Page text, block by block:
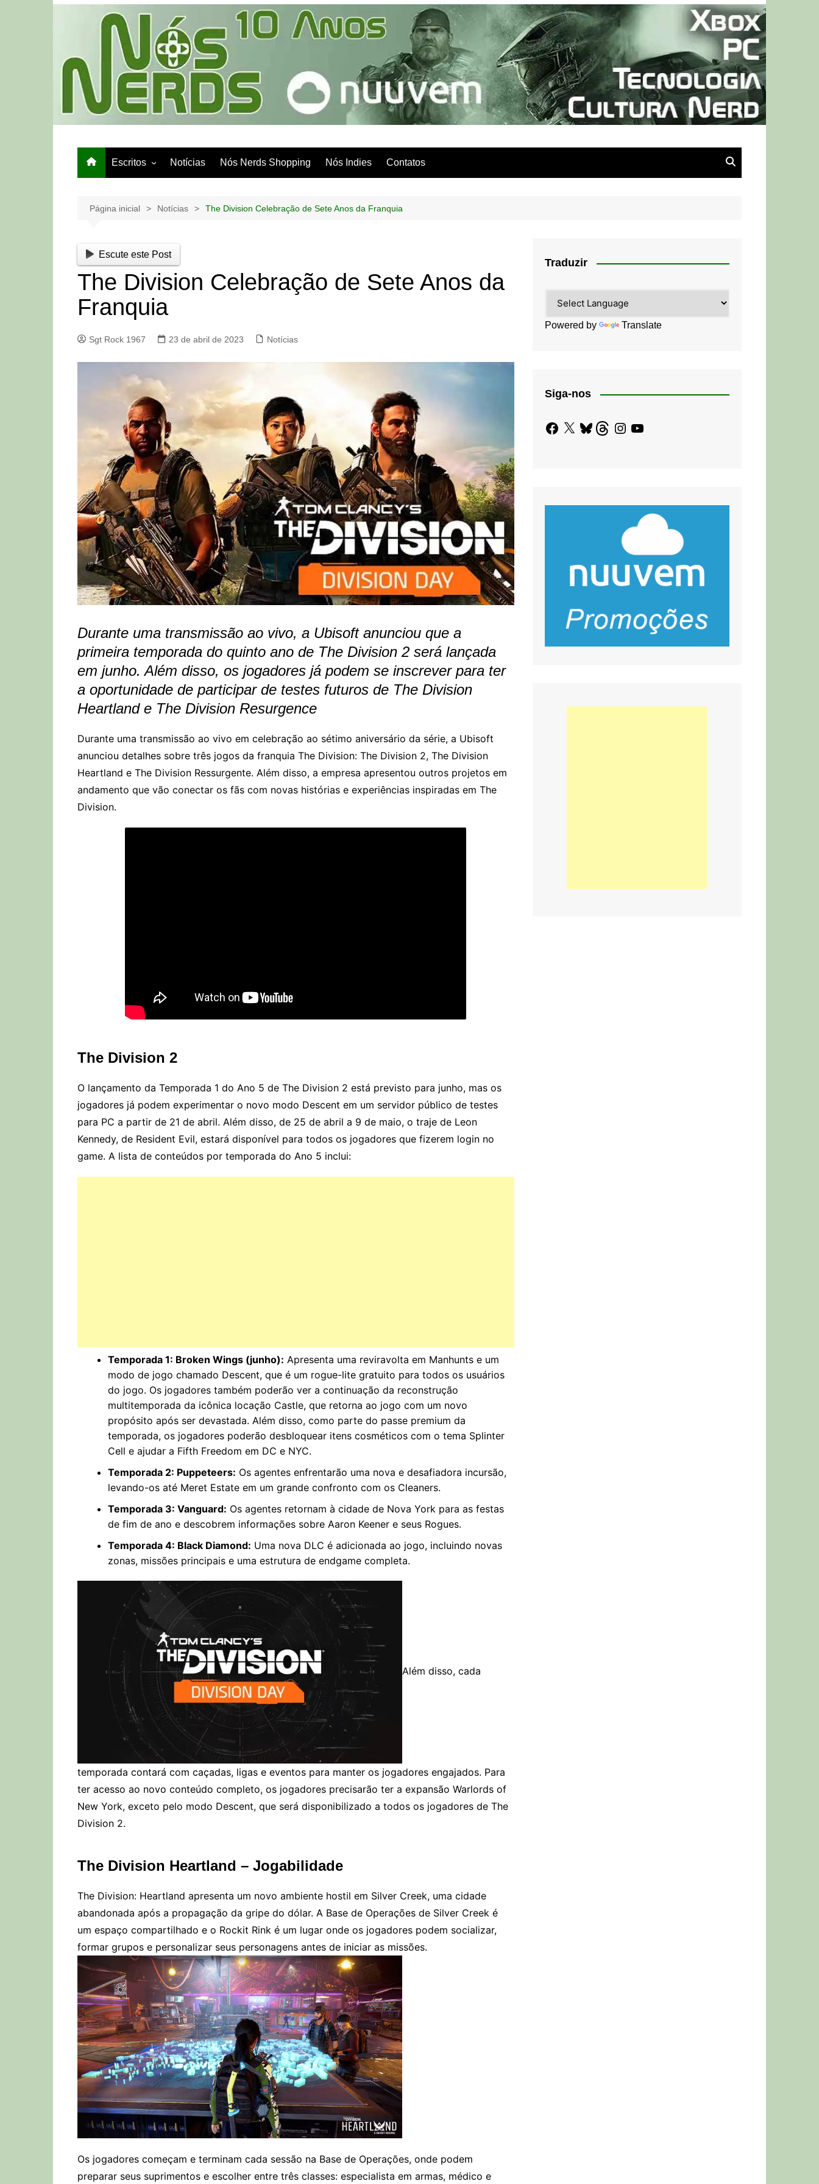
Escritos
Papo de Bar
Notícias Nós Nerds Shopping Nós Indies Contatos
Página inicial Notícias The Division Celebração de Sete Anos da Franquia
Escute este Post
The Division Celebração de Sete Anos da
Franquia
Sgt Rock 1967 23 de abril de 2023 Notícias
Durante uma transmissão ao vivo, a Ubisoft anunciou que a
primeira temporada do quinto ano de The Division 2 será lançada
em junho. Além disso, os jogadores já podem se inscrever para ter
a oportunidade de participar de testes futuros de The Division
Heartland e The Division Resurgence
Durante uma transmissão ao vivo em celebração ao sétimo aniversário da série, a Ubisoft
anunciou detalhes sobre três jogos da franquia The Division: The Division 2, The Division
Heartland e The Division Ressurgente. Além disso, a empresa apresentou outros projetos em
andamento que vão conectar os fãs com novas histórias e experiências inspiradas em The
Division.
The Division 2
O lançamento da Temporada 1 do Ano 5 de The Division 2 está previsto para junho, mas os
jogadores já podem experimentar o novo modo Descent em um servidor público de testes
para PC a partir de 21 de abril. Além disso, de 25 de abril a 9 de maio, o traje de Leon
Kennedy, de Resident Evil, estará disponível para todos os jogadores que fizerem login no
game. A lista de conteúdos por temporada do Ano 5 inclui:
Temporada 1: Broken Wings (junho): Apresenta uma reviravolta em Manhunts e um
modo de jogo chamado Descent, que é um rogue-lite gratuito para todos os usuários
do jogo. Os jogadores também poderão ver a continuação da reconstrução
multitemporada da icônica locação Castle, que retorna ao jogo com um novo
propósito após ser devastada. Além disso, como parte do passe premium da
temporada, os jogadores poderão desbloquear itens cosméticos com o tema Splinter
Cell e ajudar a Fifth Freedom em DC e NYC.
Temporada 2: Puppeteers: Os agentes enfrentarão uma nova e desafiadora incursão,
levando-os até Meret Estate em um grande confronto com os Cleaners.
Temporada 3: Vanguard: Os agentes retornam à cidade de Nova York para as festas
de fim de ano e descobrem informações sobre Aaron Keener e seus Rogues.
Temporada 4: Black Diamond: Uma nova DLC é adicionada ao jogo, incluindo novas
zonas, missões principais e uma estrutura de endgame completa.
Além disso, cada
temporada contará com caçadas, ligas e eventos para manter os jogadores engajados. Para
ter acesso ao novo conteúdo completo, os jogadores precisarão ter a expansão Warlords of
New York, exceto pelo modo Descent, que será disponibilizado a todos os jogadores de The
Division 2.
The Division Heartland – Jogabilidade
The Division: Heartland apresenta um novo ambiente hostil em Silver Creek, uma cidade
abandonada após a propagação da gripe do dólar. A Base de Operações de Silver Creek é
um espaço compartilhado e o Rockit Rink é um lugar onde os jogadores podem socializar,
formar grupos e personalizar seus personagens antes de iniciar as missões.
Os jogadores começam e terminam cada sessão na Base de Operações, onde podem
preparar seus suprimentos e escolher entre três classes: especialista em armas, médico e
Traduzir
Powered by Translate
Siga-nos
Facebook
X BlueskyThreadsInstagram
YouTube